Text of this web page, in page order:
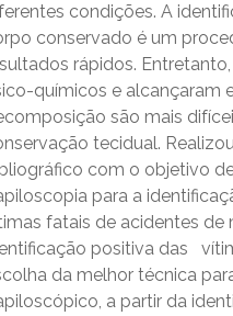
condições. A
conservado é um
rápidos.
químicos e alcançaram
são mais
tecidual.
com o objetivo
para a
fatais de acidentes de
positiva das
da melhor técnica
a partir da